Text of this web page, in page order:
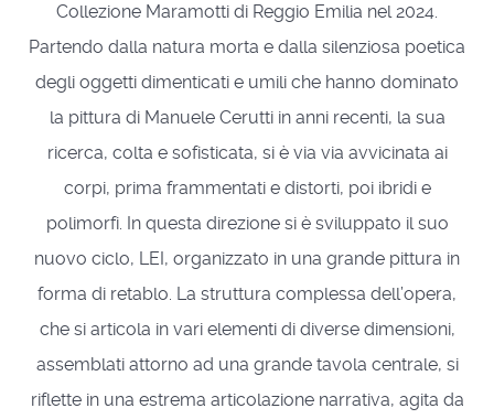
Collezione Maramotti di Reggio Emilia nel 2024.
Partendo dalla natura morta e dalla silenziosa poetica
degli oggetti dimenticati e umili che hanno dominato
la pittura di Manuele Cerutti in anni recenti, la sua
ricerca, colta e sofisticata, si è via via avvicinata ai
corpi, prima frammentati e distorti, poi ibridi e
polimorfi. In questa direzione si è sviluppato il suo
nuovo ciclo, LEI, organizzato in una grande pittura in
forma di retablo. La struttura complessa dell’opera,
che si articola in vari elementi di diverse dimensioni,
assemblati attorno ad una grande tavola centrale, si
riflette in una estrema articolazione narrativa, agita da